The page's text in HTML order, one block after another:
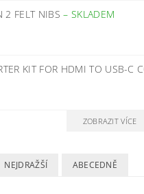
2 FELT NIBS– SKLADEM
KIT FOR HDMI TO USB-C
ZOBRAZIT VÍCE
NEJDRAŽŠÍ ABECEDNĚ